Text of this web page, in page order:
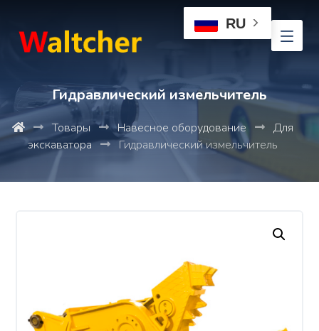
RU
Гидравлический измельчитель
Товары Навесное оборудование
Для
экскаватора
Гидравлический измельчитель